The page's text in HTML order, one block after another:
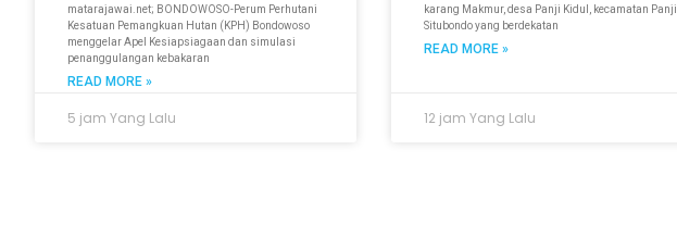
matarajawai.net; BONDOWOSO-Perum Perhutani
Kesatuan Pemangkuan Hutan (KPH) Bondowoso
menggelar Apel Kesiapsiagaan dan simulasi
penanggulangan kebakaran
READ MORE »
5 jam Yang Lalu
karang Makmur, desa Panji Kidul, kecamatan Panji,
Situbondo yang berdekatan
READ MORE »
12 jam Yang Lalu